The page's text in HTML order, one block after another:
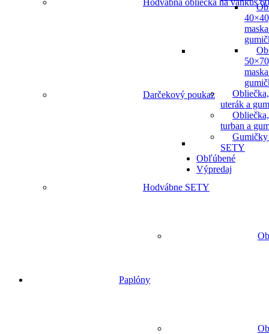
Obliečka,
uterák a
Obliečka,
turban a
SETY
Obľúbené
Výpredaj
Darčekový poukaz
Hodvábne SETY
Paplóny